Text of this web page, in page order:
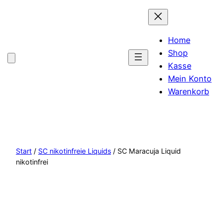
Home
Shop
Kasse
Mein Konto
Warenkorb
Start / SC nikotinfreie Liquids / SC Maracuja Liquid
nikotinfrei